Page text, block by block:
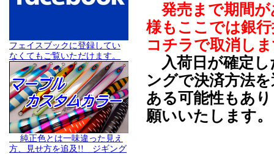
フェイスブックに登録してい
なくてもご覧いただけます。
純正色とは一味違った見え
方、見せ方を追及!! ジギング
発売まで期間
様もここでは銀
コチラで取消し
入荷日が確定
ングで決済方法
ある可能性もあ
願いいたします。